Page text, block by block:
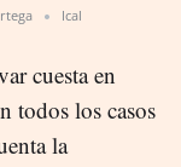
Ical
cuesta en
todos los casos
la